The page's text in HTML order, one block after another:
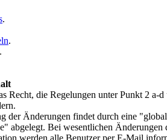
.
.
.
Recht, die Regelungen unter Punkt 2 a-
der Änderungen findet durch eine
abgelegt. Bei wesentlichen Änderungen